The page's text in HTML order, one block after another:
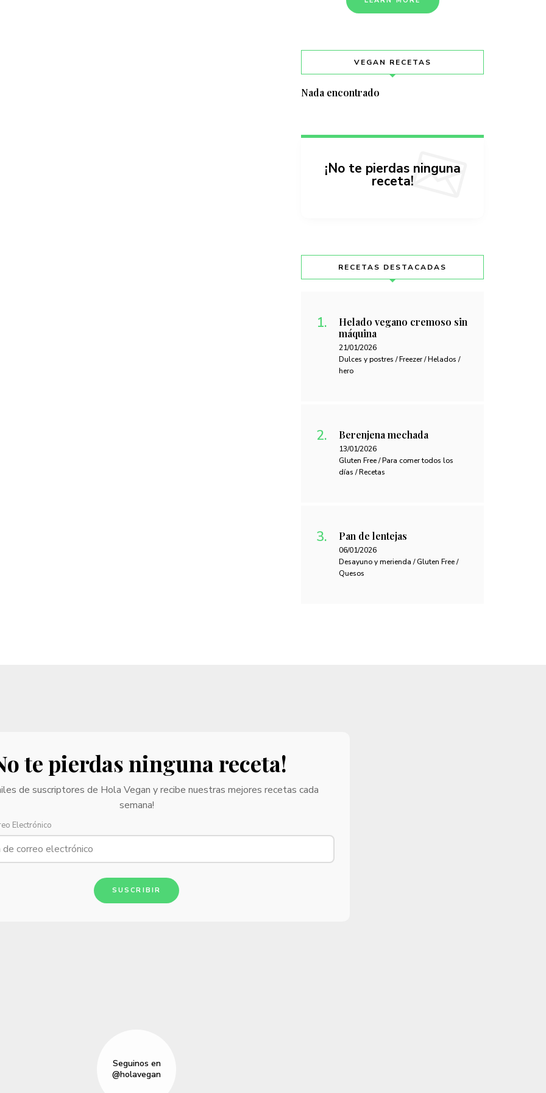
VEGAN RECETAS
Nada encontrado
¡No te pierdas ninguna
receta!
RECETAS DESTACADAS
Helado vegano cremoso sin
máquina
21/01/2026
Dulces y postres / Freezer / Helados /
hero
Berenjena mechada
13/01/2026
Gluten Free / Para comer todos los
días / Recetas
Pan de lentejas
06/01/2026
Desayuno y merienda / Gluten Free /
Quesos
te pierdas ninguna receta!
de suscriptores de Hola Vegan y recibe nuestras mejores recetas cada
semana!
Electrónico
SUSCRIBIR
Seguinos en
@holavegan